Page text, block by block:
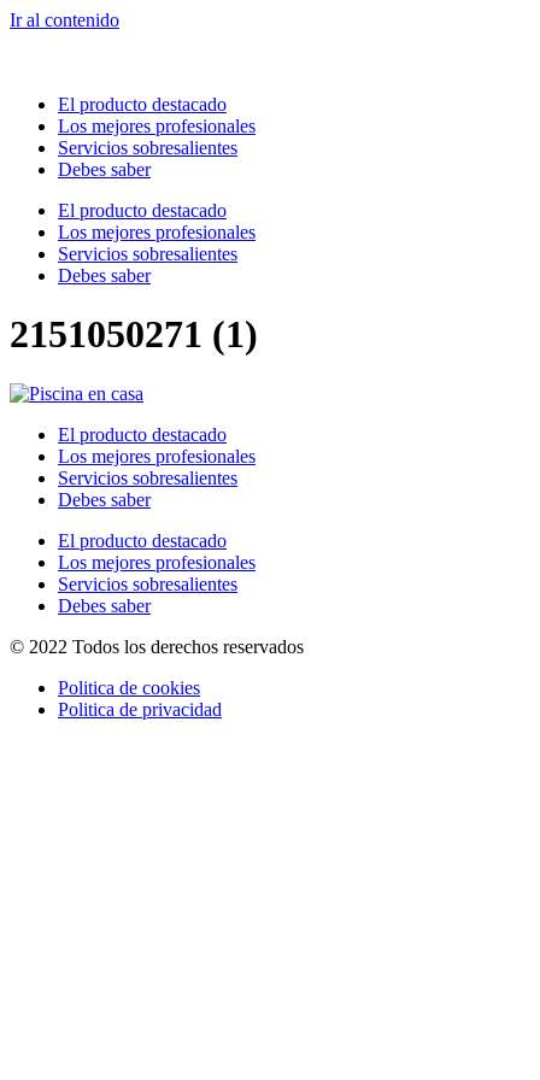
Ir al contenido
El producto destacado
Los mejores profesionales
Servicios sobresalientes
Debes saber
El producto destacado
Los mejores profesionales
Servicios sobresalientes
Debes saber
2151050271 (1)
El producto destacado
Los mejores profesionales
Servicios sobresalientes
Debes saber
El producto destacado
Los mejores profesionales
Servicios sobresalientes
Debes saber
© 2022 Todos los derechos reservados
Politica de cookies
Politica de privacidad